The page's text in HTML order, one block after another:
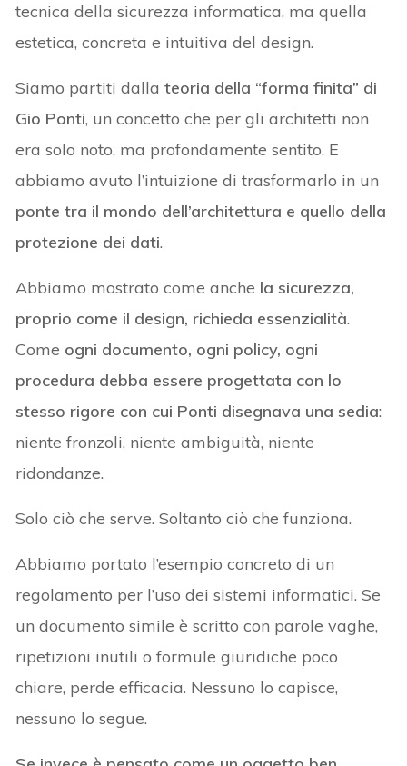
tecnica della sicurezza informatica, ma quella
estetica, concreta e intuitiva del design.
Siamo partiti dalla teoria della “forma finita” di
Gio Ponti, un concetto che per gli architetti non
era solo noto, ma profondamente sentito. E
abbiamo avuto l’intuizione di trasformarlo in un
ponte tra il mondo dell’architettura e quello della
protezione dei dati.
Abbiamo mostrato come anche la sicurezza,
proprio come il design, richieda essenzialità.
Come ogni documento, ogni policy, ogni
procedura debba essere progettata con lo
stesso rigore con cui Ponti disegnava una sedia:
niente fronzoli, niente ambiguità, niente
ridondanze.
Solo ciò che serve. Soltanto ciò che funziona.
Abbiamo portato l’esempio concreto di un
regolamento per l’uso dei sistemi informatici. Se
un documento simile è scritto con parole vaghe,
ripetizioni inutili o formule giuridiche poco
chiare, perde efficacia. Nessuno lo capisce,
nessuno lo segue.